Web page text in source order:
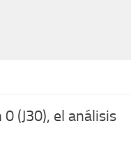
(J30), el análisis